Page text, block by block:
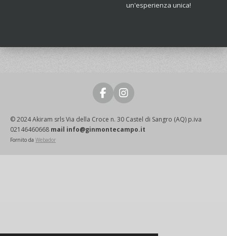
un'esperienza unica!
F
a
c
e
b
I
n
s
t
a
© 2024 Akiram srls Via della Croce n. 30 Castel di Sangro (AQ) p.iva
02146460668 mail info@ginmontecampo.it
Fornito da Webador